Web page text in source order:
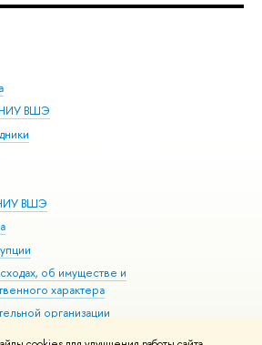
НИУ ВШЭ
ВШЭ
об имуществе и
характера
организации
возможностями здоровья